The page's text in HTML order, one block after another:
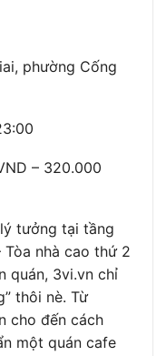
phường Cống
– 320.000
tưởng tại tầng
nhà cao thứ 2
quán, 3vi.vn chỉ
thôi nè. Từ
cho đến cách
một quán cafe